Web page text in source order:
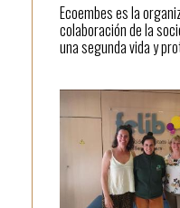
Ecoembes es la
colaboración de la
una segunda vida y